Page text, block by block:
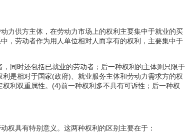
力供方主体，在劳动力市场上的权利主要集中于就业的买
，劳动者作为用人单位相对人而享有的权利，主要集中于
同时还包括已就业的劳动者；后一种权利的主体则只限于
是相对于国家(政府)、就业服务主体和劳动力需求方的权
利双重属性。(4)前一种权利多不具有可诉性；后一种权
具有特别意义。这两种权利的区别主要在于：